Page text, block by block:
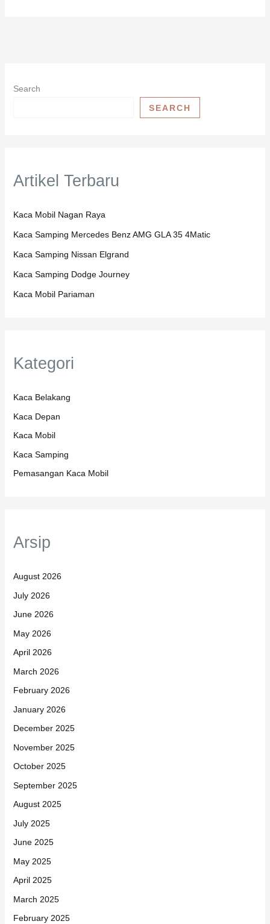
Search
SEARCH
Artikel Terbaru
Kaca Mobil Nagan Raya
Kaca Samping Mercedes Benz AMG GLA 35 4Matic
Kaca Samping Nissan Elgrand
Kaca Samping Dodge Journey
Kaca Mobil Pariaman
Kategori
Kaca Belakang
Kaca Depan
Kaca Mobil
Kaca Samping
Pemasangan Kaca Mobil
Arsip
August 2026
July 2026
June 2026
May 2026
April 2026
March 2026
February 2026
January 2026
December 2025
November 2025
October 2025
September 2025
August 2025
July 2025
June 2025
May 2025
April 2025
March 2025
February 2025